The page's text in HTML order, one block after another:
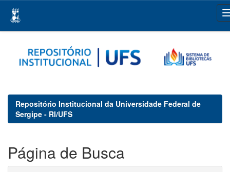
navigation
Repositório Institucional da Universidade Federal de
Sergipe - RI/UFS
Página de Busca